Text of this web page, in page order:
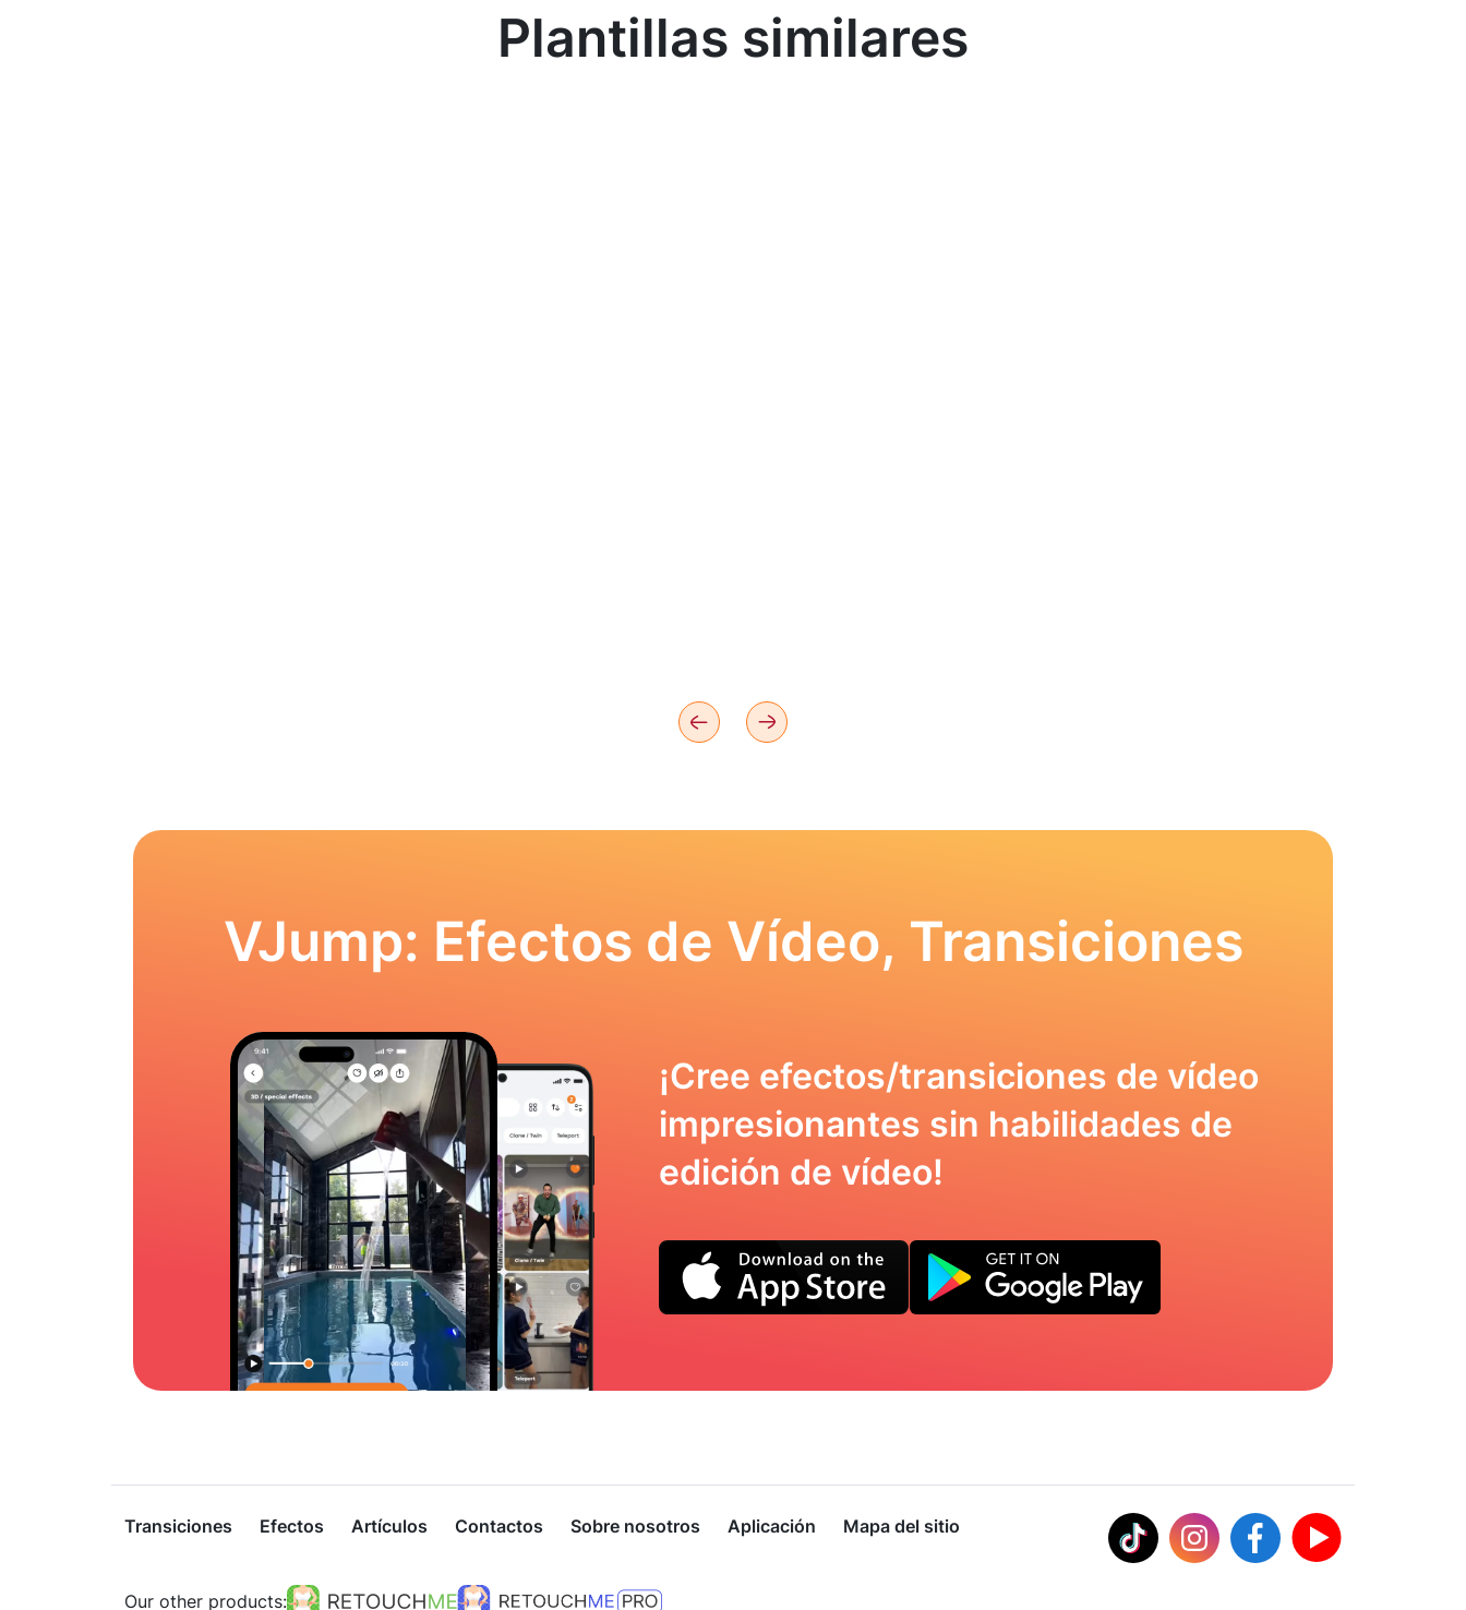
Plantillas similares
VJump: Efectos de Vídeo, Transiciones
¡Cree efectos/transiciones de vídeo
impresionantes sin habilidades de
edición de vídeo!
Transiciones Efectos Artículos Contactos Sobre nosotros Aplicación Mapa del sitio
Our other products: